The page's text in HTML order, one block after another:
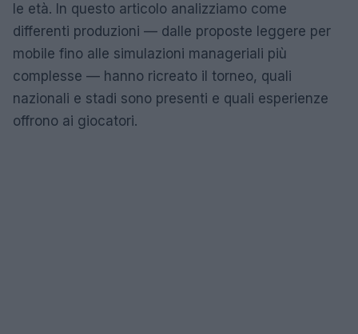
le età. In questo articolo analizziamo come
differenti produzioni — dalle proposte leggere per
mobile fino alle simulazioni manageriali più
complesse — hanno ricreato il torneo, quali
nazionali e stadi sono presenti e quali esperienze
offrono ai giocatori.